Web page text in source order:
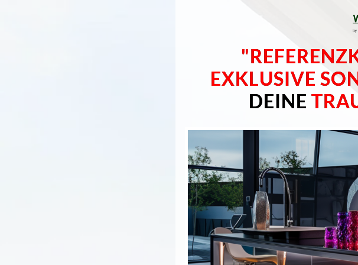
EXKLUSIVE
DEINE